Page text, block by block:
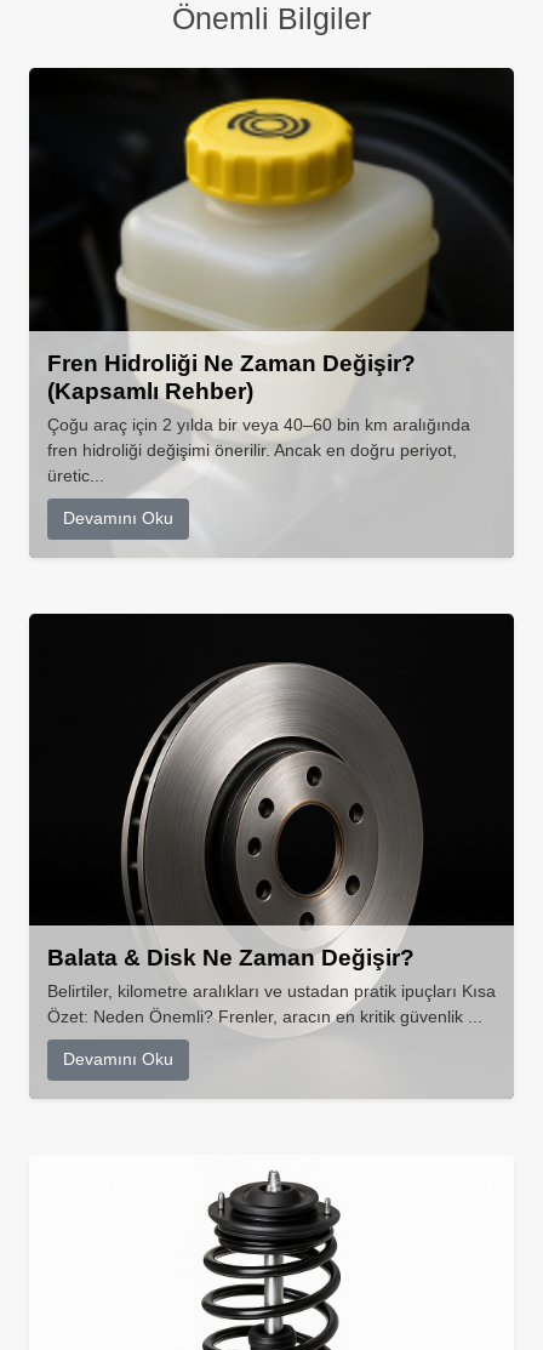
Önemli Bilgiler
Fren Hidroliği Ne Zaman Değişir?
(Kapsamlı Rehber)
Çoğu araç için 2 yılda bir veya 40–60 bin km aralığında
fren hidroliği değişimi önerilir. Ancak en doğru periyot,
üretic...
Devamını Oku
Balata & Disk Ne Zaman Değişir?
Belirtiler, kilometre aralıkları ve ustadan pratik ipuçları Kısa
Özet: Neden Önemli? Frenler, aracın en kritik güvenlik ...
Devamını Oku